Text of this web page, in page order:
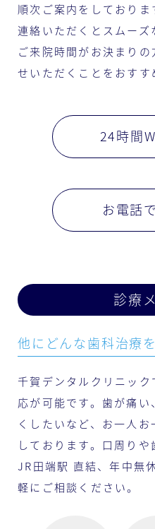
順次ご案内をしており
連絡いただくとスムーズ
ご来院時間がお決まり
せいただくことをおすす
24時間
お電話
診療
他にどんな歯科治療
千賀デンタルクリニッ
応が可能です。歯が痛
くしたいなど、お一人
しております。口周り
JR田端駅 直結、年中無
軽にご相談ください。